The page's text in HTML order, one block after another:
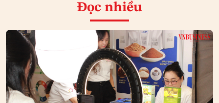
Đọc nhiều